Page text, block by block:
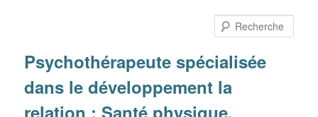
Psychothérapeute spécialisée
dans le développement la
relation : Santé physique,